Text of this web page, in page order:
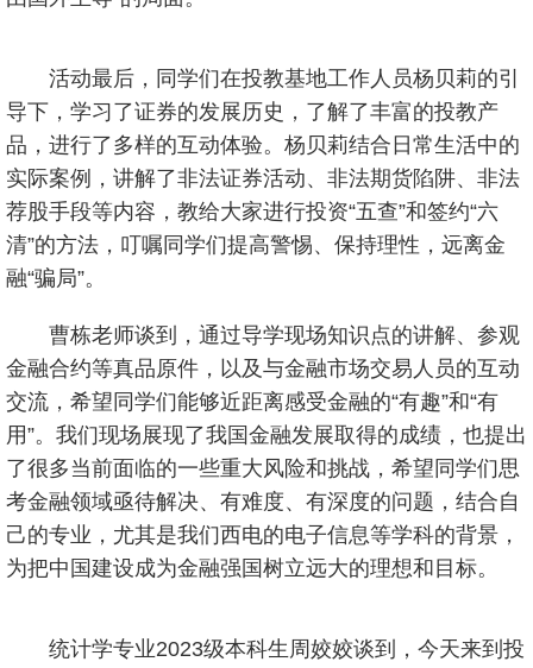
活动最后，同学们在投教基地工作人员杨贝莉的引
导下，学习了证券的发展历史，了解了丰富的投教产
品，进行了多样的互动体验。杨贝莉结合日常生活中的
实际案例，讲解了非法证券活动、非法期货陷阱、非法
荐股手段等内容，教给大家进行投资“五查”和签约“六
清”的方法，叮嘱同学们提高警惕、保持理性，远离金
融“骗局”。
曹栋老师谈到，通过导学现场知识点的讲解、参观
金融合约等真品原件，以及与金融市场交易人员的互动
交流，希望同学们能够近距离感受金融的“有趣”和“有
用”。我们现场展现了我国金融发展取得的成绩，也提出
了很多当前面临的一些重大风险和挑战，希望同学们思
考金融领域亟待解决、有难度、有深度的问题，结合自
己的专业，尤其是我们西电的电子信息等学科的背景，
为把中国建设成为金融强国树立远大的理想和目标。
统计学专业2023级本科生周姣姣谈到，今天来到投